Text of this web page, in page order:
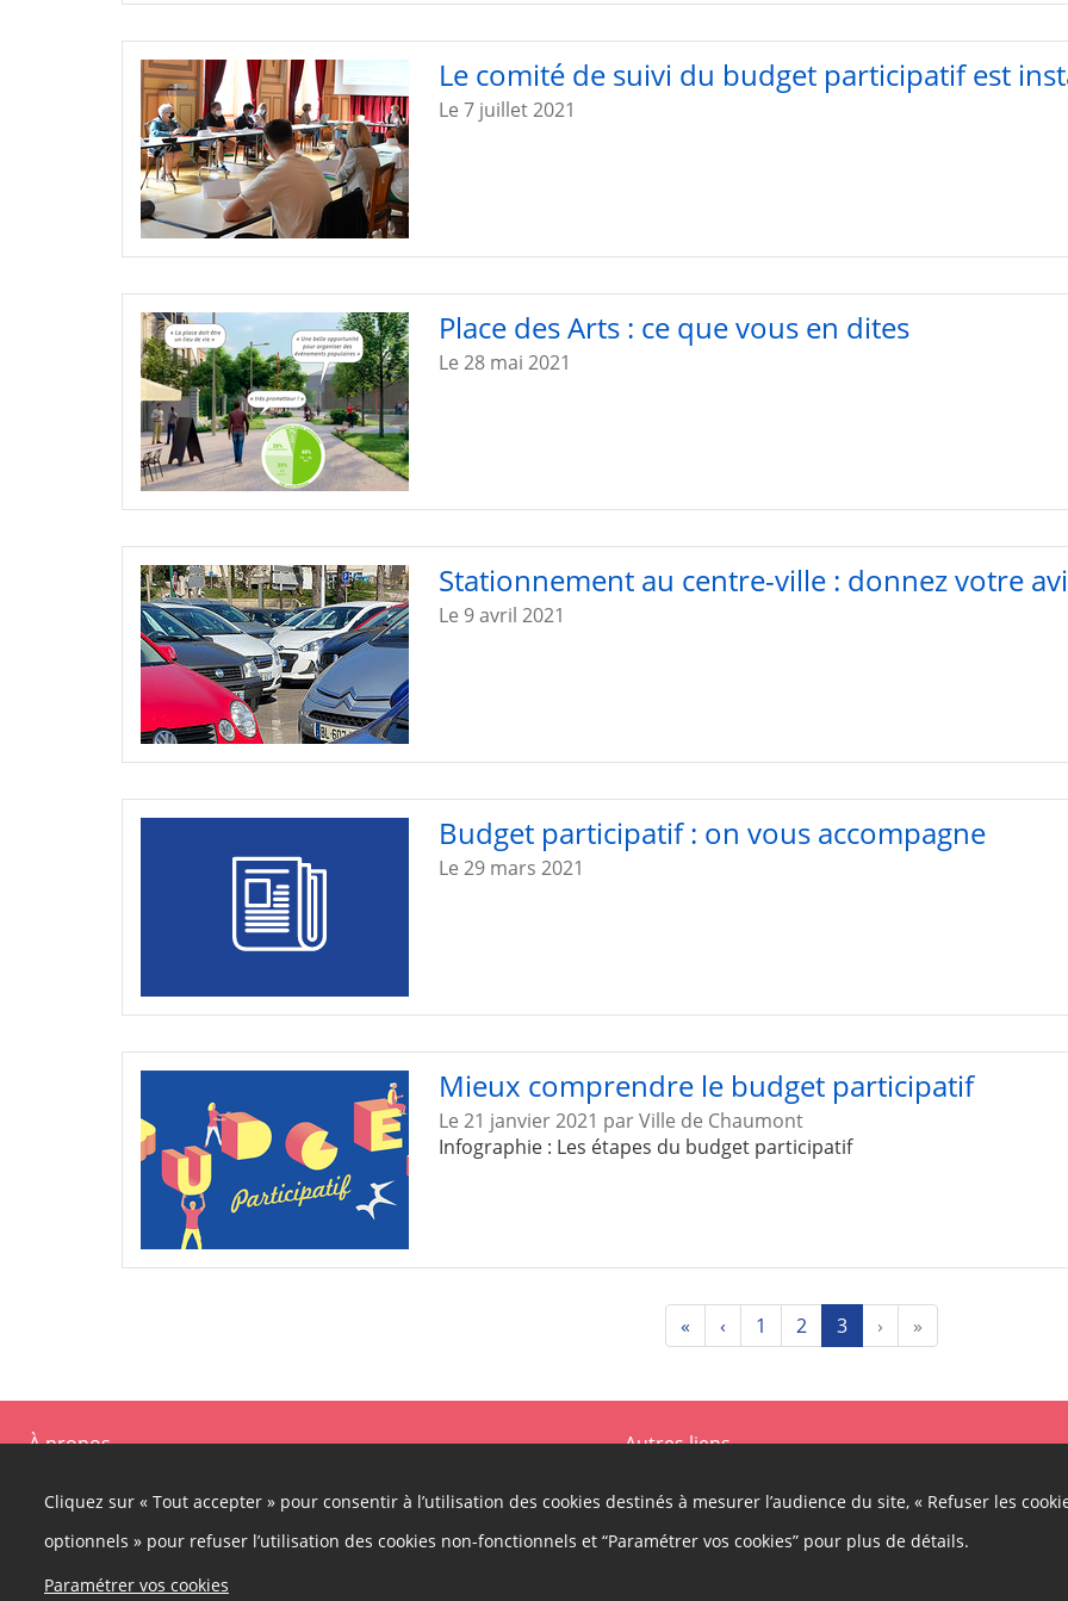
Le comité de suivi du budget participatif est
Le 7 juillet 2021
Place des Arts : ce que vous en dites
Le 28 mai 2021
Stationnement au centre-ville : donnez votre
Le 9 avril 2021
Budget participatif : on vous accompagne
Le 29 mars 2021
Mieux comprendre le budget participatif
Le 21 janvier 2021 parVille de Chaumont
Infographie : Les étapes du budget participatif
« ‹ 1 2 3 › »
Cliquez sur « Tout accepter » pour consentir à l’utilisation des cookies destinés à mesurer l’audience du site, « Refuser les
optionnels » pour refuser l’utilisation des cookies non-fonctionnels et “Paramétrer vos cookies” pour plus de détails.
Paramétrer vos cookies
À propos
Collectif, selon les principes de ladémocratie ouverte .
Facebook
Autres liens